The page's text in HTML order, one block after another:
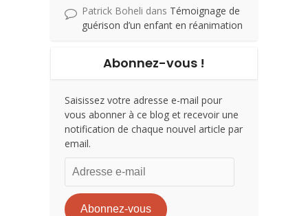
Patrick Boheli dans Témoignage de
guérison d’un enfant en réanimation
Abonnez-vous !
Saisissez votre adresse e-mail pour
vous abonner à ce blog et recevoir une
notification de chaque nouvel article par
email.
Adresse
e-
mail
Abonnez-vous